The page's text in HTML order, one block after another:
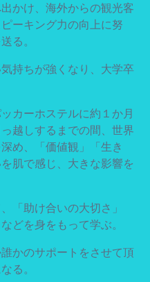
かけ、海外からの観光客
ーキング力の向上に努
る。
持ちが強くなり、大学卒
カーホステルに約１か月
越しするまでの間、世界
め、「価値観」「生き
肌で感じ、大きな影響を
「助け合いの大切さ」
どを身をもって学ぶ。
かのサポートをさせて頂
る。